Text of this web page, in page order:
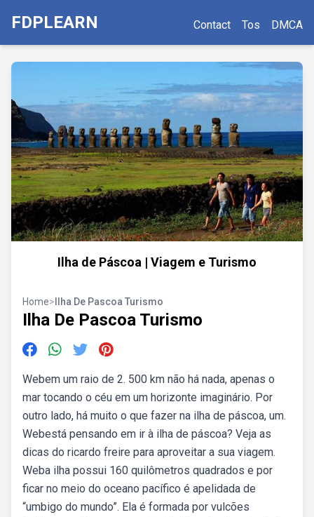
FDPLEARN Contact Tos DMCA
Ilha de Páscoa | Viagem e Turismo
Home> Ilha De Pascoa Turismo
Ilha De Pascoa Turismo
Webem um raio de 2. 500 km não há nada, apenas o
mar tocando o céu em um horizonte imaginário. Por
outro lado, há muito o que fazer na ilha de páscoa, um.
Webestá pensando em ir à ilha de páscoa? Veja as
dicas do ricardo freire para aproveitar a sua viagem.
Weba ilha possui 160 quilômetros quadrados e por
ficar no meio do oceano pacífico é apelidada de
“umbigo do mundo”. Ela é formada por vulcões